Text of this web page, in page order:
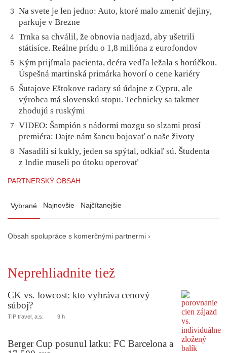
3
Na svete je len jedno: Auto, ktoré malo zmeniť dejiny,
parkuje v Brezne
4 Trnka sa chválil, že obnovia nadjazd, aby ušetrili
státisíce. Reálne prídu o 1,8 milióna z eurofondov
5
Kým prijímala pacienta, dcéra vedľa ležala s horúčkou.
Úspešná martinská primárka hovorí o cene kariéry
6
Šutajove Eštokove radary sú údajne z Cypru, ale
výrobca má slovenskú stopu. Technicky sa takmer
zhodujú s ruskými
7
VIDEO: Šampión s nádormi mozgu so slzami prosí
premiéra: Dajte nám šancu bojovať o naše životy
8
Nasadili si kukly, jeden sa spýtal, odkiaľ sú. Študenta
z Indie museli po útoku operovať
PARTNERSKÝ OBSAH
Vybrané Najnovšie Najčítanejšie
Obsah spolupráce s komerčnými partnermi ›
Neprehliadnite tiež
CK vs. lowcost: kto vyhráva cenový
súboj?
TIP travel, a.s. 9 h
Berger Cup posunul latku: FC Barcelona a